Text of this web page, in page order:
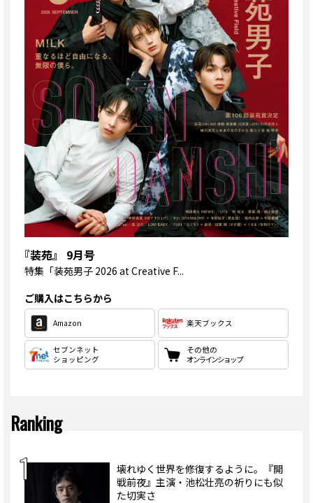
『装苑』 9月号
特集 「装苑男子 2026 at Creative F...
ご購入はこちらから
Amazon 楽天ブックス
セブンネット
ショッピング
その他の
オンラインショップ
Ranking
壊れゆく世界を修復するように。『開
戦前夜』主演・池松壮亮の祈りにも似
た切実さ